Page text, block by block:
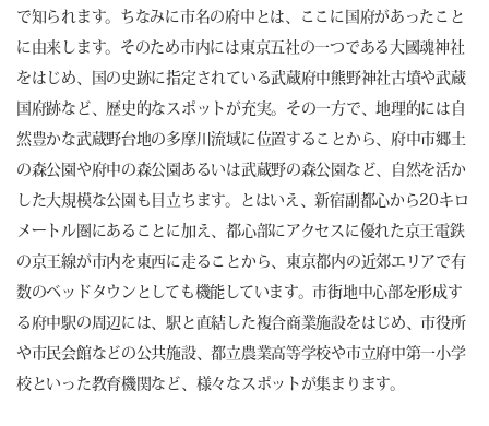
で知られます。ちなみに市名の府中とは、ここに国府があったこと
に由来します。そのため市内には東京五社の一つである大國魂神社
をはじめ、国の史跡に指定されている武蔵府中熊野神社古墳や武蔵
国府跡など、歴史的なスポットが充実。その一方で、地理的には自
然豊かな武蔵野台地の多摩川流域に位置することから、府中市郷土
の森公園や府中の森公園あるいは武蔵野の森公園など、自然を活か
した大規模な公園も目立ちます。とはいえ、新宿副都心から20キロ
メートル圏にあることに加え、都心部にアクセスに優れた京王電鉄
の京王線が市内を東西に走ることから、東京都内の近郊エリアで有
数のベッドタウンとしても機能しています。市街地中心部を形成す
る府中駅の周辺には、駅と直結した複合商業施設をはじめ、市役所
や市民会館などの公共施設、都立農業高等学校や市立府中第一小学
校といった教育機関など、様々なスポットが集まります。